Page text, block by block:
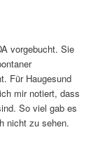
vorgebucht. Sie
Für Haugesund
mir notiert, dass
So viel gab es
nicht zu sehen.